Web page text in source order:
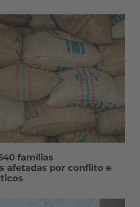
famílias
afetadas por conflito e